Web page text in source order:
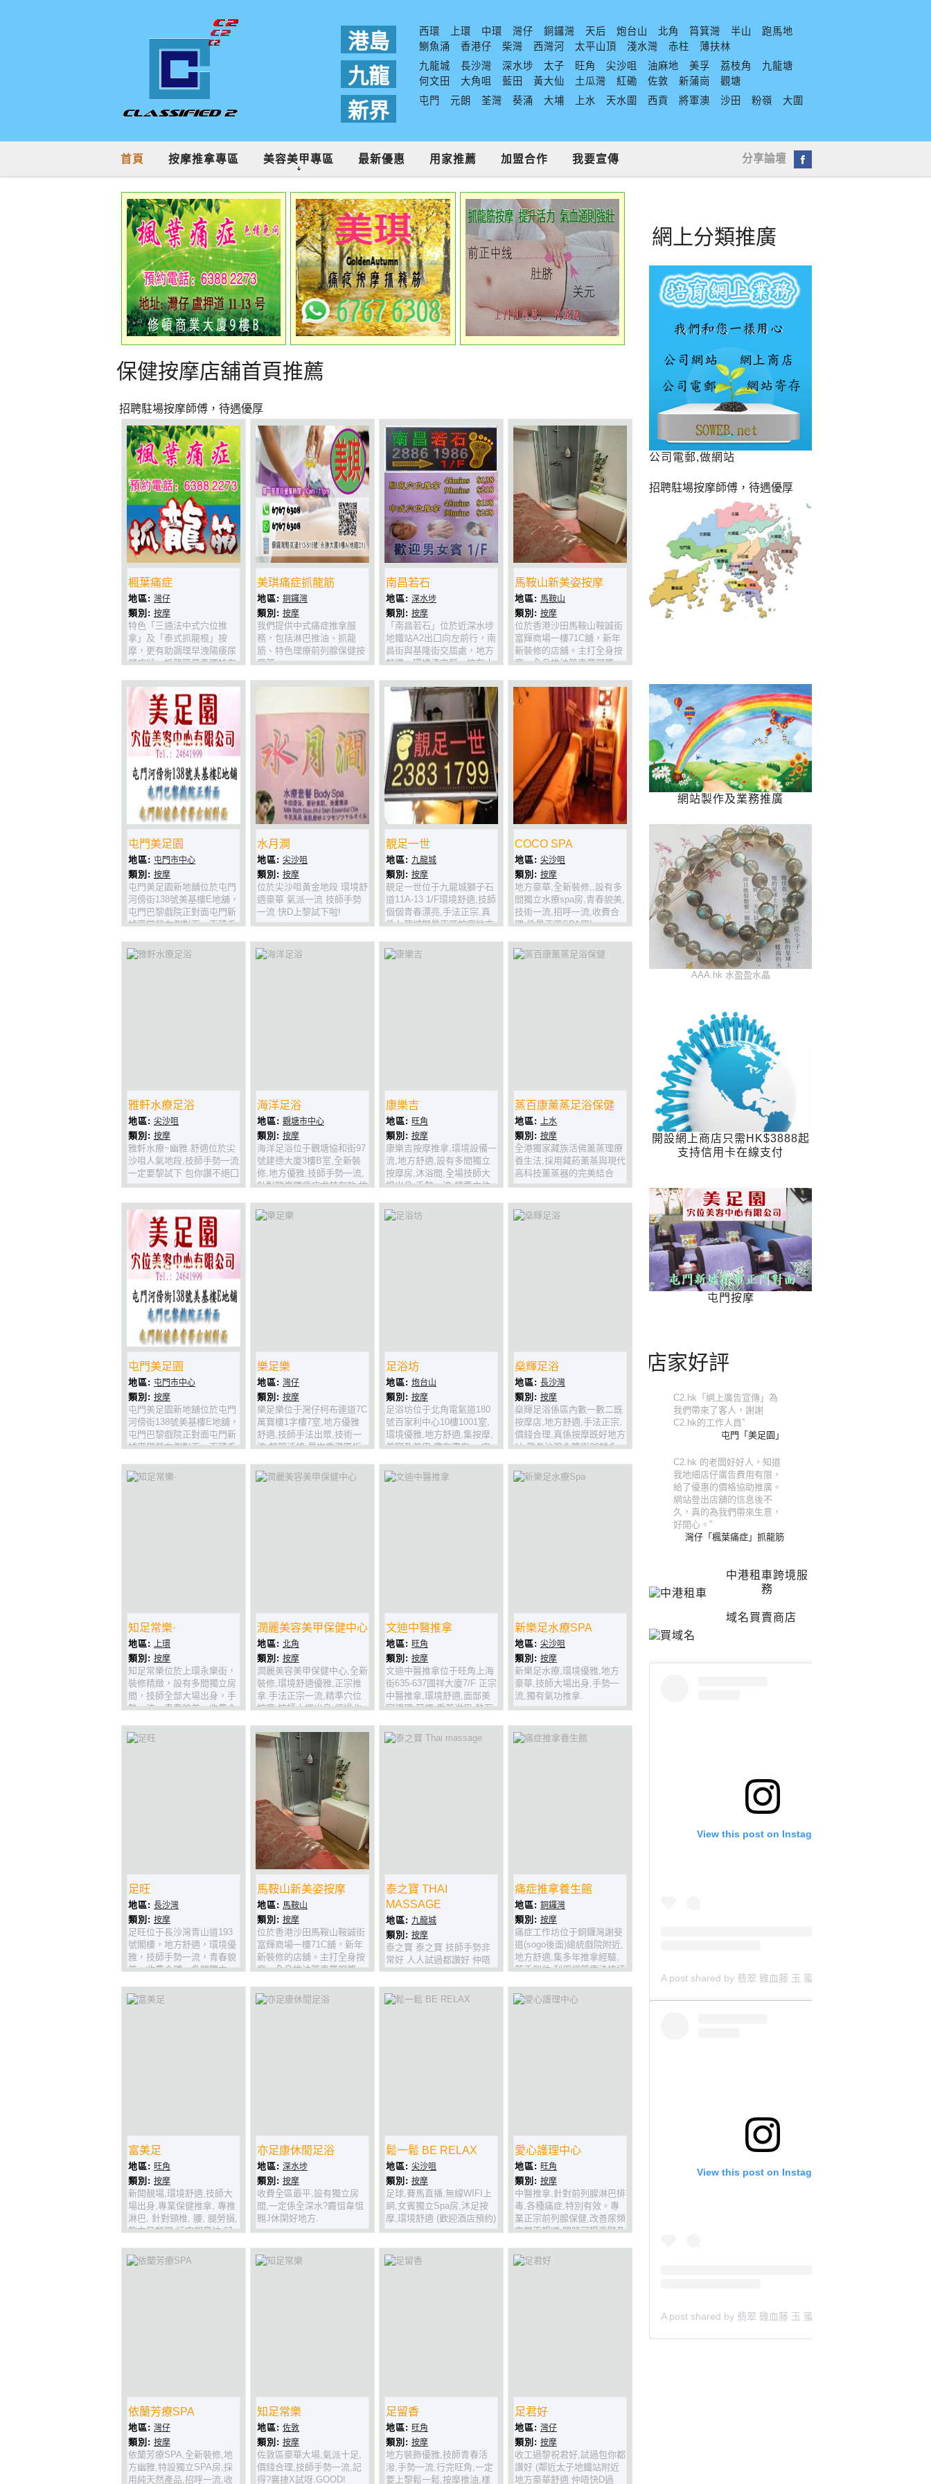
港島 西環 上環 中環 灣仔 銅鑼灣 天后 炮台山 北角 筲箕灣 半山
跑馬地
鰂魚涌
香港仔 柴灣 西灣河 太平山頂 淺水灣 赤柱 薄扶林
九龍 九龍城 長沙灣 深水埗 太子 旺角 尖沙咀 油麻地 美孚 荔枝角
九龍塘
何文田
大角咀 藍田 黃大仙 土瓜灣 紅磡 佐敦 新蒲崗 觀塘
新界 屯門 元朗 荃灣 葵涌 大埔 上水 天水圍 西貢 將軍澳 沙田 粉嶺 大圍
首頁 按摩推拿專區 美容美甲專區 最新優惠 用家推薦 加盟合作 我要宣傳 分享論壇
保健按摩店舖首頁推薦
招聘駐場按摩師傅，待遇優厚
楓葉痛症
地區: 灣仔
類別: 按摩
特色「三通法中式穴位推
拿」及「泰式抓龍根」按
摩，更有助調理早洩陽痿尿
频症狀。抓龍筋是泰國特有
按摩手法。
美琪痛症抓龍筋
地區: 銅鑼灣
類別: 按摩
我們提供中式痛症推拿服
務，包括淋巴推油、抓龍
筋、特色理療前列腺保健按
摩等。
南昌若石
地區: 深水埗
類別: 按摩
「南昌若石」位於近深水埗
地鐵站A2出囗向左前行，南
昌街與基隆街交屆處，地方
舒適，環境清安靜，擁有大
具特色，收費合理,設有獨立
沐浴間，特別是提供２４小
時營業的便利，適合上班、
旅遊人仕享受休息、按摩時
間的最佳場所。
馬鞍山新美姿按摩
地區: 馬鞍山
類別: 按摩
位於香港沙田馬鞍山鞍誠街
富輝商場一樓71C舖，新年
新裝修的店舖。主打全身按
摩、全身推油等專業服務。
疲憊人仕在都市中的休憩。
服務周到，有求必應，歡迎
各屆人仕光顧。
屯門美足園
地區: 屯門市中心
類別: 按摩
屯門美足園新地舖位於屯門
河傍街138號美基樓E地舖，
屯門巴黎戲院正對面屯門新
墟麥當勞右側對面，面積千
足底按摩、穴位美容、推拿
按摩健康場所之一，為您提
水月澗
地區: 尖沙咀
類別: 按摩
位於尖沙咀黃金地段 環境舒
適豪華 氣派一流 技師手勢
一流 快D上黎試下啦!
靚足一世
地區: 九龍城
類別: 按摩
靚足一世位于九龍城獅子石
道11A-13 1/F環境舒適,技師
個個青春漂亮,手法正宗,真
係九龍城獅最正既按摩地方
COCO SPA
地區: 尖沙咀
類別: 按摩
地方豪華,全新裝修,,設有多
間獨立水療spa房,青春貌美,
技術一流,招呼一流,收費合
理,係最正既SPA呀!
雅軒水療足浴
地區: 尖沙咀
類別: 按摩
雅軒水療~幽雅.舒適位於尖
沙咀人氣地段,技師手勢一流
一定要黎試下 包你讚不絕囗
海洋足浴
地區: 觀塘市中心
類別: 按摩
海洋足浴位于觀塘協和街97
號建德大廈3樓B室,全新裝
修,地方優雅,技師手勢一流,
針對頸脊腰痛症尤其有效,推
一試.
康樂吉
地區: 旺角
類別: 按摩
康樂吉按摩推拿,環境設備一
流,地方舒適,設有多間獨立
按摩房,沐浴間,全場技師大
場出身,手勢一流,精準穴位
蒸百康薰蒸足浴保健
地區: 上水
類別: 按摩
全港獨家藏族活佛薰蒸理療
養生法,採用藏葯薰蒸與現代
高科技薰蒸器的完美結合
屯門美足園
地區: 屯門市中心
類別: 按摩
屯門美足園新地舖位於屯門
河傍街138號美基樓E地舖，
屯門巴黎戲院正對面屯門新
墟麥當勞右側對面，面積千
足底按摩、穴位美容、推拿
按摩健康場所之一，為您提
樂足樂
地區: 灣仔
類別: 按摩
樂足樂位于灣仔柯布連道7C
萬寶樓1字樓7室,地方優雅
舒適,技師手法出眾,技術一
流,舒筋活絡,最岩香港區返
記試過都話正
足浴坊
地區: 炮台山
類別: 按摩
足浴坊位于北角電氣道180
號百家利中心10樓1001室,
環境優雅,地方舒適,集按摩,
美容及美甲,應有盡有,一定
燊輝足浴
地區: 長沙灣
類別: 按摩
燊輝足浴係區內數一數二既
按摩店,地方舒適,手法正宗,
價錢合理,真係按摩既好地方
(九龍長沙灣永隆街20號永
座)!!!!!!!!!!!!!!!!!
知足常樂·
地區: 上環
類別: 按摩
知足常樂位於上環永樂街，
裝修精緻，設有多間獨立房
間，技師全部大場出身，手
勢一流，青春貌美，收費合
潤麗美容美甲保健中心
地區: 北角
類別: 按摩
潤麗美容美甲保健中心,全新
裝修,環境舒適優雅,正宗推
拿.手法正宗一流,精準穴位
按摩,技師大埸出身,經過北
文迪中醫推拿
地區: 旺角
類別: 按摩
文迪中醫推拿位于旺角上海
街635-637國祥大廈7/F 正宗
中醫推拿,環境舒適,面部美
容護理,耳燭,香薰淋巴,熱石
頸腰腿勞損舒緩,拔罐,刮痧,
快D上黎啦
新樂足水療SPA
地區: 尖沙咀
類別: 按摩
新樂足水療,環境優雅,地方
豪華,技師大場出身,手勢一
流,獨有氣功推拿.
足旺
地區: 長沙灣
類別: 按摩
足旺位于長沙灣青山道193
號閣樓，地方舒適，環境優
雅，技師手勢一流，青春貌
美，收費合理，多間獨立
吾快D上黎試下！
馬鞍山新美姿按摩
地區: 馬鞍山
類別: 按摩
位於香港沙田馬鞍山鞍誠街
富輝商場一樓71C舖，新年
新裝修的店舖。主打全身按
摩、全身推油等專業服務。
疲憊人仕在都市中的休憩。
服務周到，有求必應，歡迎
泰之寶 THAI
MASSAGE
地區: 九龍城
類別: 按摩
泰之寶 泰之寶 技師手勢非
常好 人人試過都讚好 仲唔
快D上黎試下!
痛症推拿養生館
地區: 銅鑼灣
類別: 按摩
痛症工作坊位于銅鑼灣謝斐
道(sogo後面)總統戲院附近,
地方舒適,集多年推拿經驗,
落手到位,利用經筋療法快速
症,一次見效.
富美足
地區: 旺角
類別: 按摩
新開靚場,環境舒適,技師大
場出身,專業保健推拿, 專推
淋巴, 針對頸椎, 腰, 腿勞損,
夠力又舒服,行完朗豪坊,記
亦足康休閒足浴
地區: 深水埗
類別: 按摩
收費全區最平,設有獨立房
間,一定係全深水?麚怚韋怚
翱J休閑好地方.
鬆一鬆 BE RELAX
地區: 尖沙咀
類別: 按摩
足球,賽馬直播,無線WIFI上
網,女賓獨立Spa房,沐足按
摩,環境舒適 (歡迎酒店預約)
愛心護理中心
地區: 旺角
類別: 按摩
中醫推拿,針對前列腺淋巴排
毒,各種痛症,特別有效。專
業正宗前列腺保健,改善尿頻
夜尿不暢順,同時可提高腎及
前列腺新增
依蘭芳療SPA
地區: 灣仔
類別: 按摩
依蘭芳療SPA,全新裝修,地
方幽雅,特設獨立SPA房,採
用純天然產品,招呼一流,收
知足常樂
地區: 佐敦
類別: 按摩
佐敦區豪華大場,氣派十足,
價錢合理,技師手勢一流,記
得?襄捸X試呀.GOOD!
足留香
地區: 旺角
類別: 按摩
地方裝飾優雅,技師青春活
潑,手勢一流,行完旺角,一定
要上黎鬆一鬆,按摩推油,樣
足君好
地區: 灣仔
類別: 按摩
收工過黎祝君好,試過包你都
讚好 (鄰近太子地鐵站附近
地方豪華舒適 仲唔快D過
網上分類推廣
公司電郵,做網站
招聘駐場按摩師傅，待遇優厚
網站製作及業務推廣
AAA.hk 水盈盈水晶
開設網上商店只需HK$3888起
支持信用卡在線支付
屯門按摩
店家好評
C2.hk「網上廣告宣傳」為
我們帶來了客人，謝謝
C2.hk的工作人員”
屯門「美足園」
C2.hk 的老闆好好人，知道
我地細店仔廣告費用有限，
給了優惠的價格協助推廣。
網站登出店舖的信息後不
久，真的為我們帶來生意，
好開心。”
灣仔「楓葉痛症」抓龍筋
中港租車跨境服
務
域名買賣商店
View this post on Instagram
View this post on Instagram